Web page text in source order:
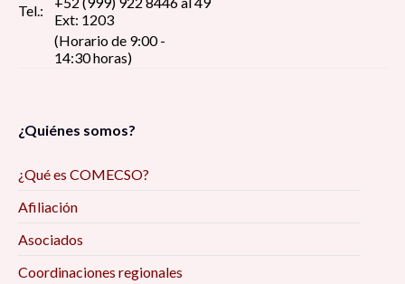
Tel.:
Ext: 1203
(Horario de 9:00 -
14:30 horas)
¿Quiénes somos?
¿Qué es COMECSO?
Afiliación
Asociados
Coordinaciones regionales